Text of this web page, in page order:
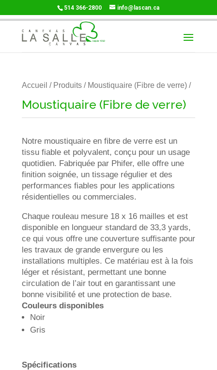
514 366-2800 info@lascan.ca
Accueil / Produits/ Moustiquaire (Fibre de verre) /
Moustiquaire (Fibre de verre)
Notre moustiquaire en fibre de verre est un
tissu fiable et polyvalent, conçu pour un usage
quotidien. Fabriquée par Phifer, elle offre une
finition soignée, un tissage régulier et des
performances fiables pour les applications
résidentielles ou commerciales.
Chaque rouleau mesure 18 x 16 mailles et est
disponible en longueur standard de 33,3 yards,
ce qui vous offre une couverture suffisante pour
les travaux de grande envergure ou les
installations multiples. Ce matériau est à la fois
léger et résistant, permettant une bonne
circulation de l’air tout en garantissant une
bonne visibilité et une protection de base.
Couleurs disponibles
Noir
Gris
Spécifications